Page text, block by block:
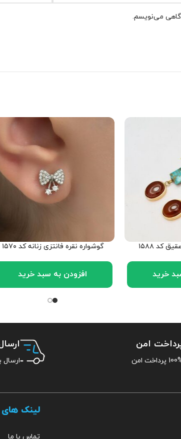
می‌نویسم.
کد ۱۵۸۸
خرید
گوشواره نقره فانتزی زنانه کد ۱۵۷۰
افزودن به سبد خرید
امن
پرداخت امن
لینک های
تماس با ما